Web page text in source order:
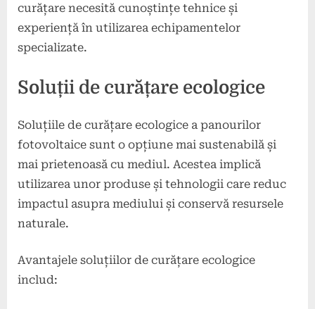
curățare necesită cunoștințe tehnice și
experiență în utilizarea echipamentelor
specializate.
Soluții de curățare ecologice
Soluțiile de curățare ecologice a panourilor
fotovoltaice sunt o opțiune mai sustenabilă și
mai prietenoasă cu mediul. Acestea implică
utilizarea unor produse și tehnologii care reduc
impactul asupra mediului și conservă resursele
naturale.
Avantajele soluțiilor de curățare ecologice
includ: